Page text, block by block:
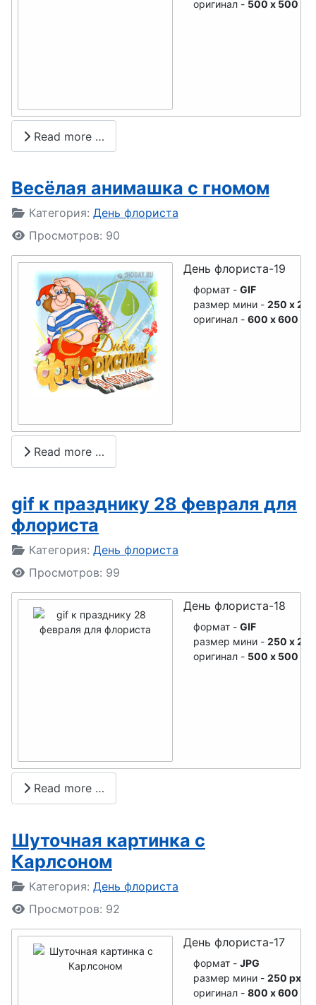
пищевика
День
День
невролога
День
банковского
работника
День
юриста
День
информатик
гражданско
й авиации
футбола
День
работников
ЗАГСа
День
снабженца
риэлтора ,
День агента
сти
День
щика
стоматолог
День
экскурсово
да
День
стекломой
щиков
оригинал - 500 x 500
Read more …
Весёлая анимашка с гномом
Подробности
Категория: День флориста
Просмотров: 90
День флориста-19
формат - GIF
размер мини - 250 x 250
оригинал - 600 x 600
Read more …
gif к празднику 28 февраля для
флориста
Подробности
Категория: День флориста
Просмотров: 99
День флориста-18
формат - GIF
размер мини - 250 x 250
оригинал - 500 x 500
Read more …
Шуточная картинка с
Карлсоном
Подробности
Категория: День флориста
Просмотров: 92
День флориста-17
формат - JPG
размер мини - 250 px
оригинал - 800 x 600